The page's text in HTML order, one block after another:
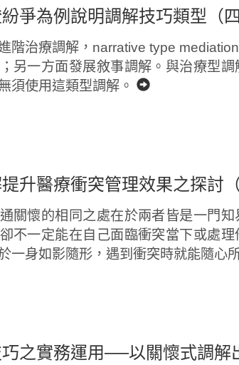
爭為例說明調解技巧類型（
階治療調解，narrative type
另一方面發展敘事調解。與治療型
須使用這類型調解。
升醫療衝突管理效果之探討
關懷的相同之處在於兩者皆是一門
不一定能在自己面臨衝突當下或處
一身如影隨形，遇到衝突時就能隨心
之實務運用──以關懷式調解